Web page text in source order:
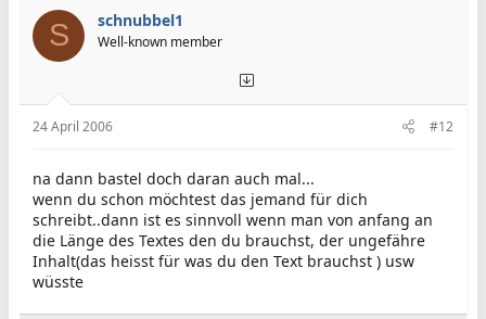
S schnubbel1
Well-known member
24 April 2006 #12
na dann bastel doch daran auch mal...
wenn du schon möchtest das jemand für dich
schreibt..dann ist es sinnvoll wenn man von anfang an
die Länge des Textes den du brauchst, der ungefähre
Inhalt(das heisst für was du den Text brauchst ) usw
wüsste